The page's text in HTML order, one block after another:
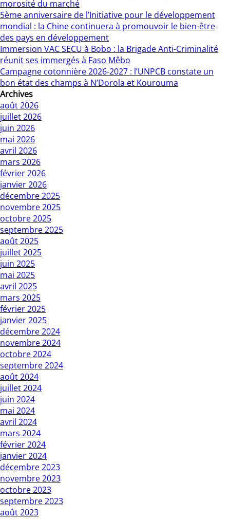
morosité du marché
5ème anniversaire de l’Initiative pour le développement
mondial : la Chine continuera à promouvoir le bien-être
des pays en développement
Immersion VAC SECU à Bobo : la Brigade Anti-Criminalité
réunit ses immergés à Faso Mêbo
Campagne cotonnière 2026-2027 : l’UNPCB constate un
bon état des champs à N’Dorola et Kourouma
Archives
août 2026
juillet 2026
juin 2026
mai 2026
avril 2026
mars 2026
février 2026
janvier 2026
décembre 2025
novembre 2025
octobre 2025
septembre 2025
août 2025
juillet 2025
juin 2025
mai 2025
avril 2025
mars 2025
février 2025
janvier 2025
décembre 2024
novembre 2024
octobre 2024
septembre 2024
août 2024
juillet 2024
juin 2024
mai 2024
avril 2024
mars 2024
février 2024
janvier 2024
décembre 2023
novembre 2023
octobre 2023
septembre 2023
août 2023